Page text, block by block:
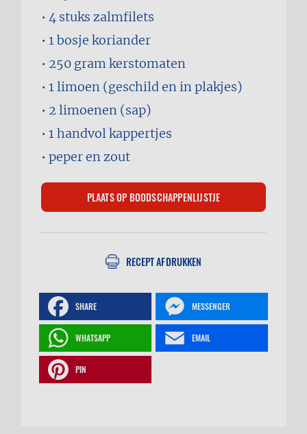
4 stuks zalmfilets
1 bosje koriander
250 gramkerstomaten
1limoen (geschild en in plakjes)
2 limoenen (sap)
1 handvolkappertjes
peper en zout
RECEPT AFDRUKKEN
SHARE MESSENGER
WHATSAPP EMAIL
PIN